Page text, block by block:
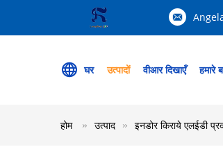
घर उत्पादों वीआर दिखाएँ हमारे
होम उत्पाद इनडोर किराये एलईडी